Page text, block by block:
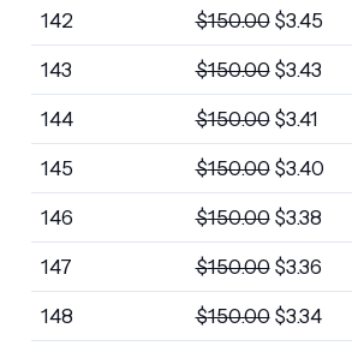
142 $150.00 $3.45
143 $150.00 $3.43
144 $150.00 $3.41
145 $150.00 $3.40
146 $150.00 $3.38
147 $150.00 $3.36
148 $150.00 $3.34